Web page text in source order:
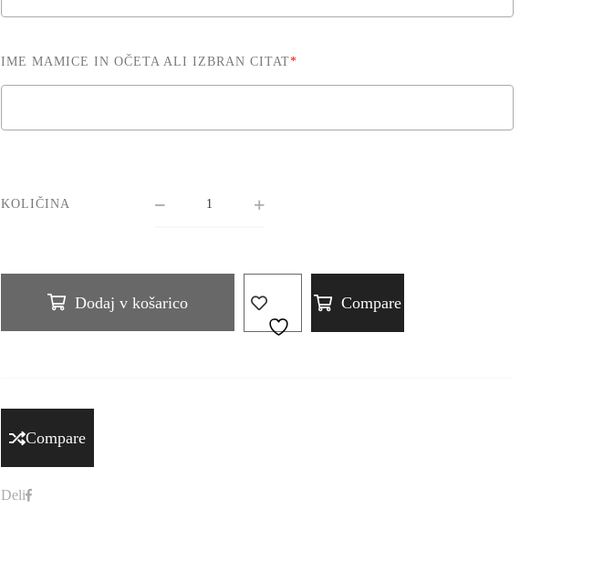
IME MAMICE IN OČETA ALI IZBRAN CITAT*
KOLIČINA
Dodaj v košarico Compare
Compare
Deli